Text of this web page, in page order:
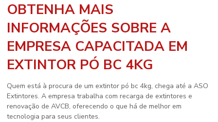
OBTENHA MAIS
INFORMAÇÕES SOBRE A
EMPRESA CAPACITADA EM
EXTINTOR PÓ BC 4KG
Quem está à procura de um extintor pó bc 4kg, chega até a ASO
Extintores. A empresa trabalha com recarga de extintores e
renovação de AVCB, oferecendo o que há de melhor em
tecnologia para seus clientes.